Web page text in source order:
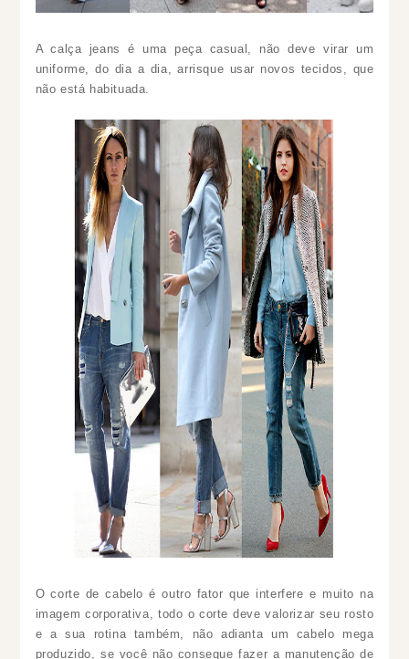
A calça jeans é uma peça casual, não deve virar um
uniforme, do dia a dia, arrisque usar novos tecidos, que
não está habituada.
O corte de cabelo é outro fator que interfere e muito na
imagem corporativa, todo o corte deve valorizar seu rosto
e a sua rotina também, não adianta um cabelo mega
produzido, se você não consegue fazer a manutenção de